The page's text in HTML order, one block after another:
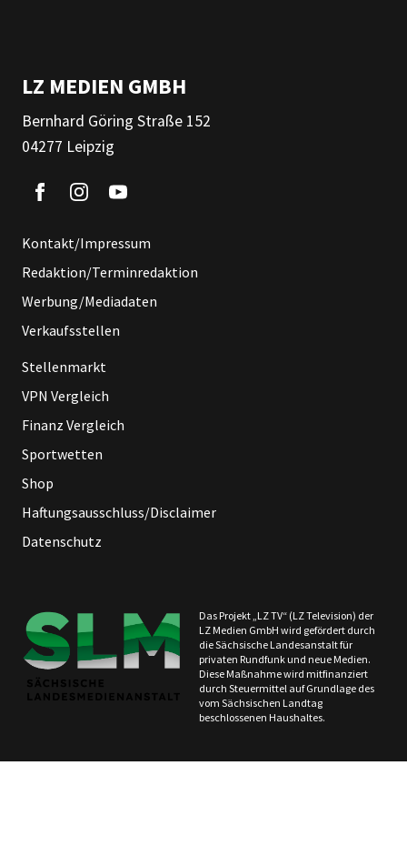
LZ MEDIEN GMBH
Bernhard Göring Straße 152
04277 Leipzig
Kontakt/Impressum
Redaktion/Terminredaktion
Werbung/Mediadaten
Verkaufsstellen
Stellenmarkt
VPN Vergleich
Finanz Vergleich
Sportwetten
Shop
Haftungsausschluss/Disclaimer
Datenschutz
Das Projekt „LZ TV“ (LZ Television) der
LZ Medien GmbH wird gefördert durch
die Sächsische Landesanstalt für
privaten Rundfunk und neue Medien.
Diese Maßnahme wird mitfinanziert
durch Steuermittel auf Grundlage des
vom Sächsischen Landtag
beschlossenen Haushaltes.